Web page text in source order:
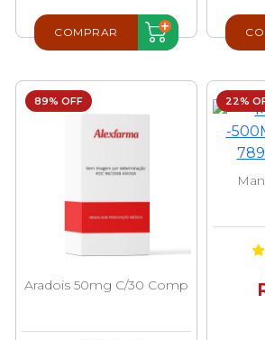
COMPRAR
89% OFF
Aradois 50mg C/30 Comp
22%